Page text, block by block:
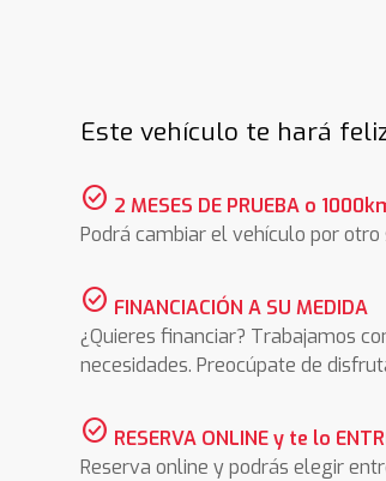
Este vehículo te hará
check_circle 2 MESES DE PRUEBA o
Podrá cambiar el vehículo por otro
check_circle FINANCIACIÓN A SU MEDIDA
¿Quieres financiar? Trabajamos
necesidades. Preocúpate de
check_circle RESERVA ONLINE y te lo
Reserva online y podrás elegir